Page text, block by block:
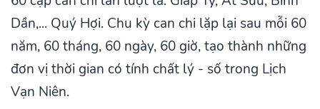
Dần,... Quý Hợi. Chu kỳ can chi lặp lại sau mỗi 60
năm, 60 tháng, 60 ngày, 60 giờ, tạo thành những
đơn vị thời gian có tính chất lý - số trong Lịch
Vạn Niên.